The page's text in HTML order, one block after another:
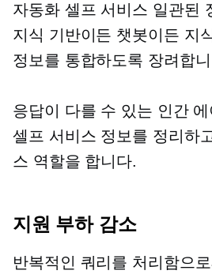
자동화 셀프 서비스 일관된
지식 기반이든 챗봇이든 지
정보를 통합하도록 장려합
응답이 다를 수 있는 인간
셀프 서비스 정보를 정리하
스 역할을 합니다.
지원 부하 감소
반복적인 쿼리를 처리함으